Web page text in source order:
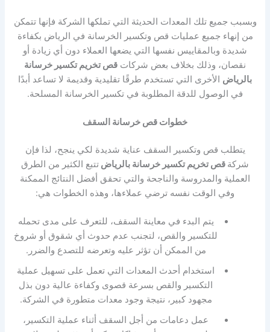
وبسبب جميع تلك المعدات الحديثة التي تملكها الشركة فإنها تتمكن
من إنهاء جميع عمليات قص وتكسير الخرسانة في الرياض بكفاءة
شديدة وبالمقاييس نفسها التي يضعها العملاء دون أي زيادة أو
نقصان، وذلك بخلاف بعض شركات قص تخريم تكسير خرسانة
بالرياض الأخرى التي تستخدم طرقًا تقليدية وقديمة لا تساعد أبدًا
في الوصول للدقة المطلوبة في تكسير الخرسانة المسلحة.
خطوات قص خرسانة السقف
يتطلب قص وتكسير السقف عناية شديدة لكي ينجح، لذا فإن
شركة قص تخريم تكسير خرسانة بالرياض تتبع الكثير من الطرق
العملية والمدروسة والناجحة والتي تحقق أفضل النتائج الممكنة
وفي الوقت نفسه ترضي عملاءها، وهذه الخطوات هي:
يتم البدء في معاينة السقف، للتعرف على مدى تحمله
للتكسير والقص، لتجنب عدم حدوث أي شقوق أو شروخ
من الممكن أن تؤثر عليه وتعرضه للتصدع والضرر.
استخدام أحدث المعدات التي تعمل على تسهيل عملية
التكسير والقص بسرعة قصوى وكفاءة عالية دون بذل
مجهود كبير، نتيجة وجود معدات متطورة في الشركة.
عمل دعامات من أجل السقف أثناء عملية التكسير،